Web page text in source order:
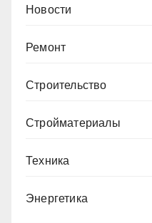
Новости
Ремонт
Строительство
Стройматериалы
Техника
Энергетика